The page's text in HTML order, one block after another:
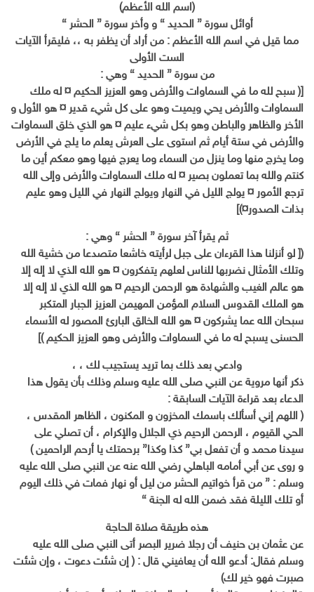
(اسم الله الأعظم)
أوائل سورة { الحديد } و وأخر سورة { الحشر }
مما قيل في اسم الله الأعظم : من أراد أن يظفر به ،، فليقرأ الآيات
الست الأولى
من سورة { الحديد } وهي :
[( سبح لله ما في السماوات والأرض وهو العزيز الحكيم ¤ له ملك
السماوات والأرض يحي ويميت وهو على كل شيء قدير ¤ هو الأول و
الأخر والظاهر والباطن وهو بكل شيء عليم ¤ هو الذي خلق السماوات
والأرض في ستة أيام ثم استوى على العرش يعلم ما يلج في الأرض
وما يخرج منها وما ينزل من السماء وما يعرج فيها وهو معكم أين ما
كنتم والله بما تعملون بصير ¤ له ملك السماوات والأرض وإلى الله
ترجع الأمور ¤ يولج الليل في النهار ويولج النهار في الليل وهو عليم
بذات الصدور¤)]
ثم يقرأ آخر سورة { الحشر } وهي :
([ لو أنزلنا هذا القرءان على جبل لرأيته خاشعا متصدعا من خشية الله
وتلك الأمثال نضربها للناس لعلهم يتفكرون ¤ هو الله الذي لا إله إلا
هو عالم الغيب والشهادة هو الرحمن الرحيم ¤ هو الله الذي لا إله إلا
هو الملك القدوس السلام المؤمن المهيمن العزيز الجبار المتكبر
سبحان الله عما يشركون ¤ هو الله الخالق البارئ المصور له الأسماء
الحسنى يسبح له ما في السماوات والأرض وهو العزيز الحكيم )]
وادعي بعد ذلك بما تريد يستجيب لك ، ،
ذكر أنها مروية عن النبي صلى الله عليه وسلم وذلك بأن يقول هذا
الدعاء بعد قراءة الآيات السابقة :
( اللهم إني أسألك باسمك المخزون و المكنون ، الظاهر المقدس ،
الحي القيوم ، الرحمن الرحيم ذي الجلال والإكرام ، أن تصلي على
سيدنا محمد و أن تفعل بي” كذا وكذا” برحمتك يا أرحم الراحمين )
و روى عن أبي أمامه الباهلي رضي الله عنه عن النبي صلى الله عليه
وسلم : ” من قرأ خواتيم الحشر من ليل أو نهار فمات في ذلك اليوم
أو تلك الليلة فقد ضمن الله له الجنة “
هذه طريقة صلاة الحاجة
عن عثمان بن حنيف أن رجلا ضرير البصر أتى النبي صلى الله عليه
وسلم فقال: أدعو الله أن يعافيني قال : ( إن شئت دعوت ، وإن شئت
صبرت فهو خير لك)